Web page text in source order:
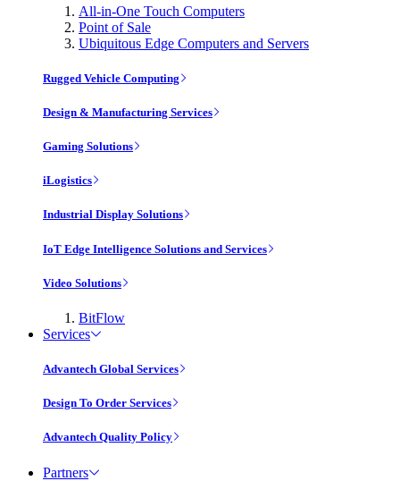
All-in-One Touch Computers
Point of Sale
Ubiquitous Edge Computers and Servers
Rugged Vehicle Computing
Design & Manufacturing Services
Gaming Solutions
iLogistics
Industrial Display Solutions
IoT Edge Intelligence Solutions and Services
Video Solutions
BitFlow
Services
Advantech Global Services
Design To Order Services
Advantech Quality Policy
Partners